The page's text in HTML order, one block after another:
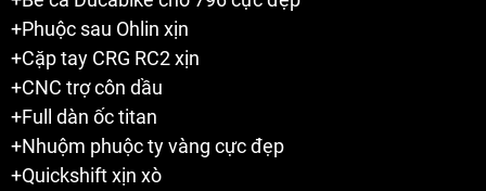
+Phuộc sau Ohlin xịn
+Cặp tay CRG RC2 xịn
+CNC trợ côn dầu
+Full dàn ốc titan
+Nhuộm phuộc ty vàng cực đẹp
+Quickshift xịn xò